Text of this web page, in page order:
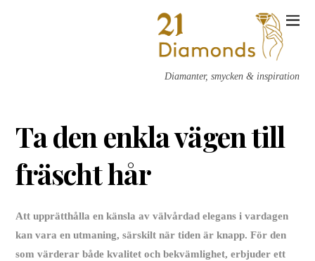
Diamanter, smycken & inspiration
Ta den enkla vägen till
fräscht hår
Att upprätthålla en känsla av välvårdad elegans i vardagen
kan vara en utmaning, särskilt när tiden är knapp. För den
som värderar både kvalitet och bekvämlighet, erbjuder ett